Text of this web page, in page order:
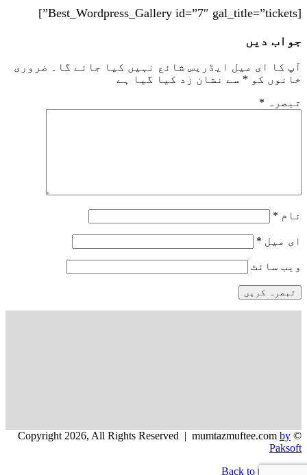
[Best_Wordpress_Gallery id=”7″ gal_title=”tickets”]
جواب دیں
آپ کا ای میل ایڈریس شائع نہیں کیا جائے گا۔
ضروری
خانوں کو * سے نشان زد کیا گیا ہے
تبصرہ *
نام *
ای میل *
ویب‌ سائٹ
© Copyright 2026, All Rights Reserved | mumtazmuftee.com
by
Paksoft
Back to top button